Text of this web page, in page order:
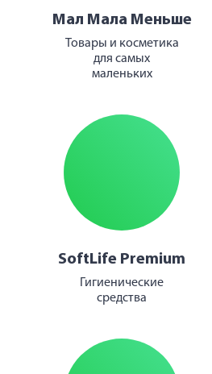
Мал Мала Меньше
Товары и косметика
для самых
маленьких
SoftLife Premium
Гигиенические
средства